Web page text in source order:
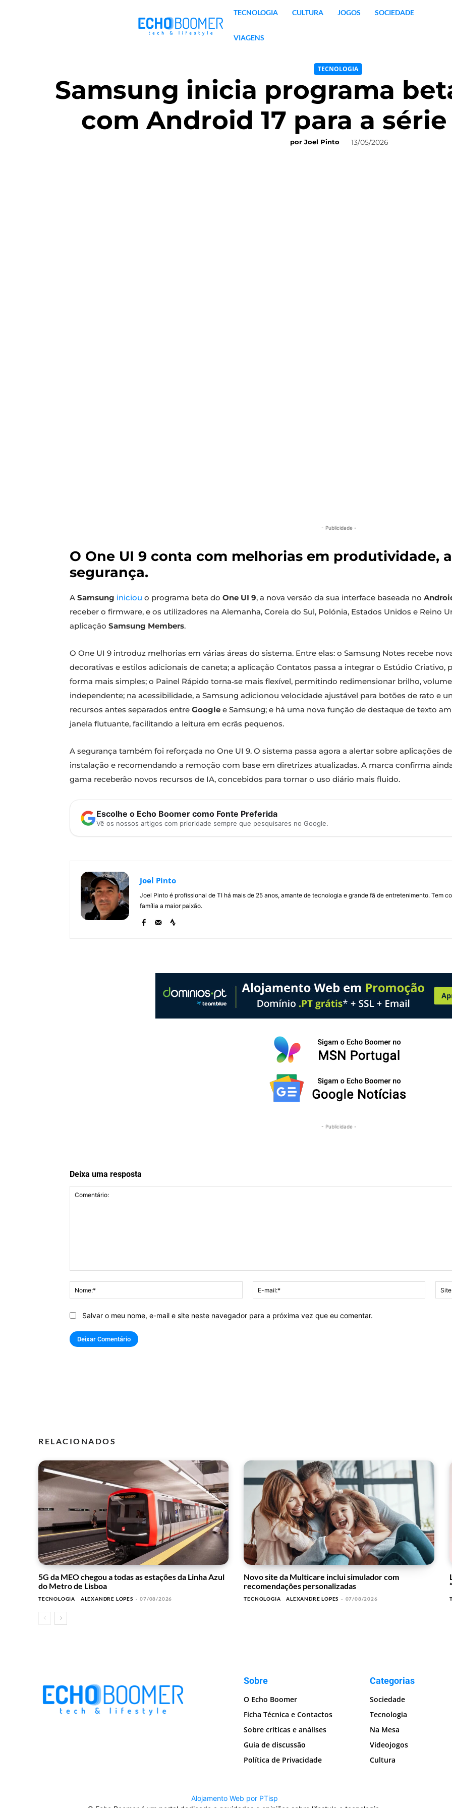
TECNOLOGIA CULTURA JOGOS SOCIEDADE
VIAGENS
TECNOLOGIA
Samsung inicia programa
com Android 17 para a série
por Joel Pinto 13/05/2026
- Publicidade -
O One UI 9 conta com melhorias em produtividade,
segurança.
A Samsung iniciou o programa beta do One UI 9, a nova versão da sua interface baseada no
receber o firmware, e os utilizadores na Alemanha, Coreia do Sul, Polónia, Estados Unidos e Reino
aplicação Samsung Members.
O One UI 9 introduz melhorias em várias áreas do sistema. Entre elas: o Samsung Notes recebe
decorativas e estilos adicionais de caneta; a aplicação Contatos passa a integrar o Estúdio
forma mais simples; o Painel Rápido torna‑se mais flexível, permitindo redimensionar brilho,
independente; na acessibilidade, a Samsung adicionou velocidade ajustável para botões de rato e
recursos antes separados entre Google e Samsung; e há uma nova função de destaque de texto
janela flutuante, facilitando a leitura em ecrãs pequenos.
A segurança também foi reforçada no One UI 9. O sistema passa agora a alertar sobre aplicações
instalação e recomendando a remoção com base em diretrizes atualizadas. A marca confirma
gama receberão novos recursos de IA, concebidos para tornar o uso diário mais fluido.
Escolhe o Echo Boomer como Fonte Preferida
Vê os nossos artigos com prioridade sempre que pesquisares no Google.
Joel Pinto
Joel Pinto é profissional de TI há mais de 25 anos, amante de tecnologia e grande fã de entretenimento. Tem
família a maior paixão.
- Publicidade -
Deixa uma resposta
Nome:*
mail:*
Salvar o meu nome, e-mail e site neste navegador para a próxima vez que eu comentar.
RELACIONADOS
5G da MEO chegou a todas as estações da Linha Azul
do Metro de Lisboa
TECNOLOGIA ALEXANDRE LOPES - 07/08/2026
Novo site da Multicare inclui simulador com
recomendações personalizadas
TECNOLOGIA ALEXANDRE LOPES - 07/08/2026
Sobre
O Echo Boomer
Ficha Técnica e Contactos
Sobre críticas e análises
Guia de discussão
Política de Privacidade
Categorias
Sociedade
Tecnologia
Na Mesa
Videojogos
Cultura
Alojamento Web por PTisp